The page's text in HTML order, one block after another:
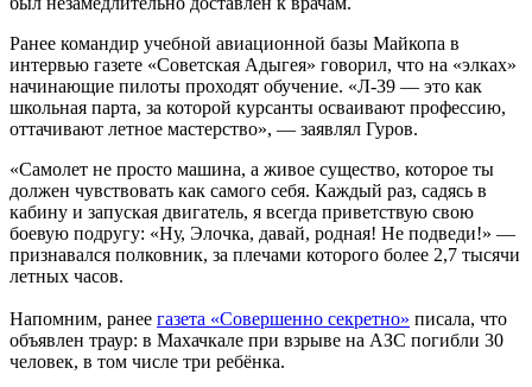
Ранее командир учебной авиационной базы Майкопа в
интервью газете «Советская Адыгея» говорил, что на «элках»
начинающие пилоты проходят обучение. «Л-39 — это как
школьная парта, за которой курсанты осваивают профессию,
оттачивают летное мастерство», — заявлял Гуров.
«Самолет не просто машина, а живое существо, которое ты
должен чувствовать как самого себя. Каждый раз, садясь в
кабину и запуская двигатель, я всегда приветствую свою
боевую подругу: «Ну, Элочка, давай, родная! Не подведи!» —
признавался полковник, за плечами которого более 2,7 тысячи
летных часов.
Напомним, ранее газета «Совершенно секретно» писала, что
объявлен траур: в Махачкале при взрыве на АЗС погибли 30
человек, в том числе три ребёнка.